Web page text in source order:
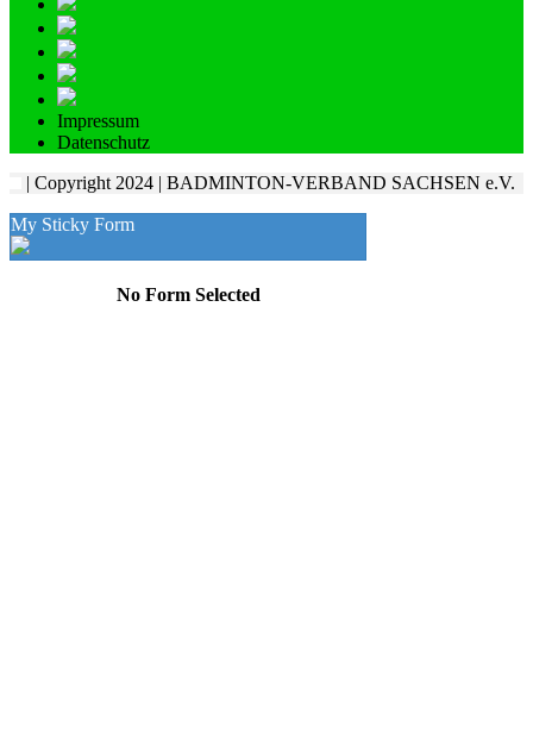
Impressum
Datenschutz
| Copyright 2024 | BADMINTON-VERBAND SACHSEN e.V.
My Sticky Form
No Form Selected